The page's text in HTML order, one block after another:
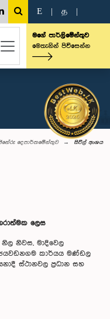
E த
මගේ පාර්ලිමේන්තුව
මෙතැනින් පිවිසෙන්න
දෙපාර්තමේන්තුව සිවිල් අංශය
ලෙස
නිවස, මාදිවෙල
කාර්යය මණ්ඩල
ස්ථානවල ප්‍රධාන සහ